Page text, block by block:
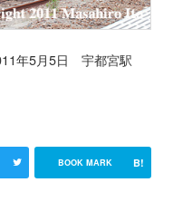
年5月5日 宇都宮駅
BOOK MARK B!